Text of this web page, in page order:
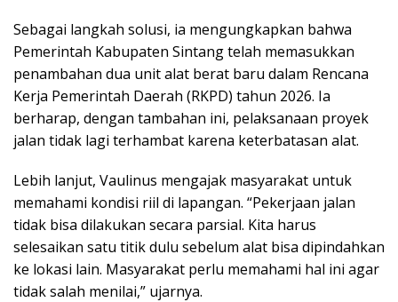
Sebagai langkah solusi, ia mengungkapkan bahwa
Pemerintah Kabupaten Sintang telah memasukkan
penambahan dua unit alat berat baru dalam Rencana
Kerja Pemerintah Daerah (RKPD) tahun 2026. Ia
berharap, dengan tambahan ini, pelaksanaan proyek
jalan tidak lagi terhambat karena keterbatasan alat.
Lebih lanjut, Vaulinus mengajak masyarakat untuk
memahami kondisi riil di lapangan. “Pekerjaan jalan
tidak bisa dilakukan secara parsial. Kita harus
selesaikan satu titik dulu sebelum alat bisa dipindahkan
ke lokasi lain. Masyarakat perlu memahami hal ini agar
tidak salah menilai,” ujarnya.